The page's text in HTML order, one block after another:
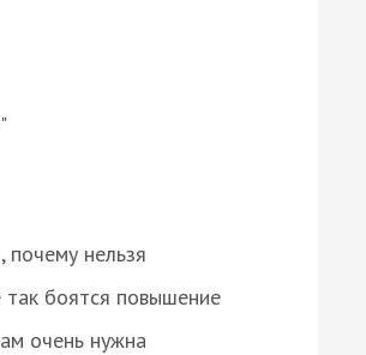
нельзя
так боятся повышение
очень нужна